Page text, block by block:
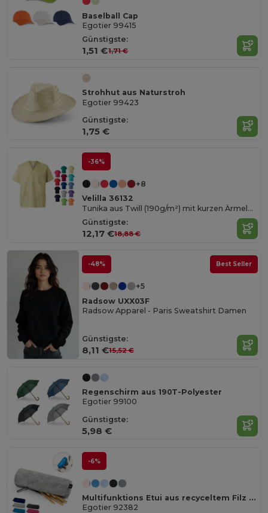
Baselball Cap
Egotier 99415
Günstigste:
1,51 €1,71 €
Strohhut aus Naturstroh
Egotier 99423
Günstigste:
1,75 €
-36%
+8
Velilla 36132
Tunika aus Twill (190g/m²) mit kurzen Ärmeln, aus Polyester (65%) und Baumwolle (35%)
Günstigste:
12,17 €18,88 €
-48% Best Seller
+5
Radsow UXX03F
Radsow Apparel - Paris Sweatshirt Damen
Günstigste:
8,11 €15,52 €
Regenschirm aus 190T-Polyester
Egotier 99100
Günstigste:
5,98 €
-6%
Multifunktions Etui aus recyceltem Filz (100% rPET)
Egotier 92382